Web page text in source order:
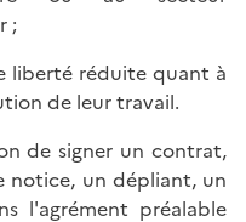
;
liberté réduite quant à
de leur travail.
de signer un contrat,
notice, un dépliant, un
l'agrément préalable